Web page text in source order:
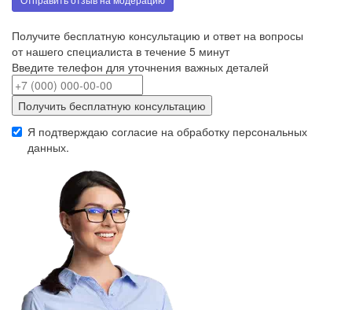
Получите бесплатную консультацию и ответ на вопросы
от нашего специалиста в течение 5 минут
Введите телефон для уточнения важных деталей
Получить бесплатную консультацию
Я подтверждаю согласие на обработку персональных
данных.